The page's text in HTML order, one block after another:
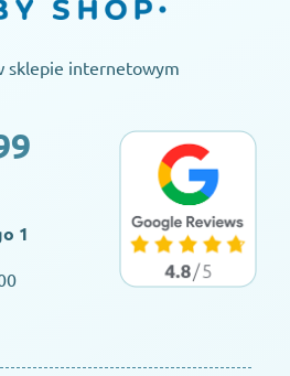
sklepie internetowym
1